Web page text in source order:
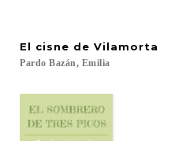
El cisne de Vilamorta
Pardo Bazán, Emilia